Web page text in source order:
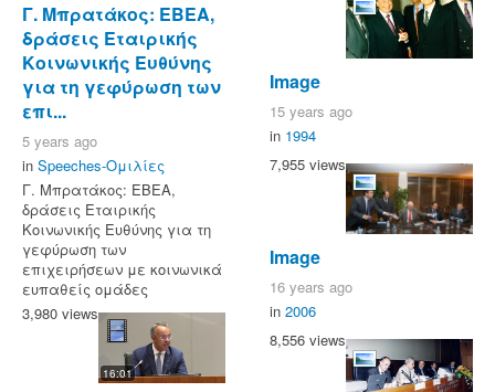
Γ. Μπρατάκος: ΕΒΕΑ,
δράσεις Εταιρικής
Κοινωνικής Ευθύνης
για τη γεφύρωση των
επι...
5 years ago
in Speeches-Ομιλίες
Γ. Μπρατάκος: ΕΒΕΑ,
δράσεις Εταιρικής
Κοινωνικής Ευθύνης για τη
γεφύρωση των
επιχειρήσεων με κοινωνικά
ευπαθείς ομάδες
3,980 views
16:01
Image
15 years ago
in 1994
7,955 views
Image
16 years ago
in 2006
8,556 views